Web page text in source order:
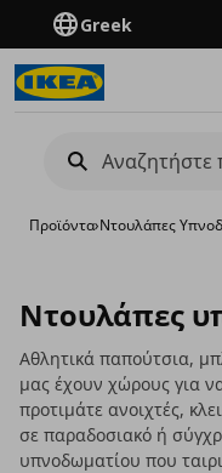
Greek
Προϊόντα›Ντουλάπες
Ντουλάπες
Αθλητικά παπούτσια,
μας έχουν χώρους για
προτιμάτε ανοιχτές,
σε παραδοσιακό ή
υπνοδωματίου που